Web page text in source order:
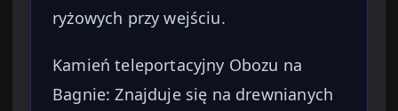
ryżowych przy wejściu.
Kamień teleportacyjny Obozu na
Bagnie: Znajduje się na drewnianych